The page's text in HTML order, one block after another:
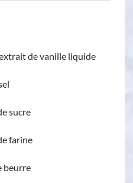
de vanille liquide
sucre
farine
beurre